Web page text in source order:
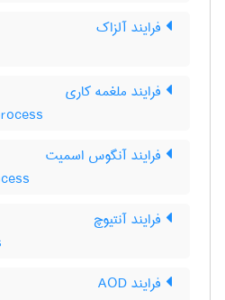
فرایند آلزاک
فرایند ملغمه کاری
فرایند آنگوس اسمیت
فرایند آنتیوچ
فرایند AOD